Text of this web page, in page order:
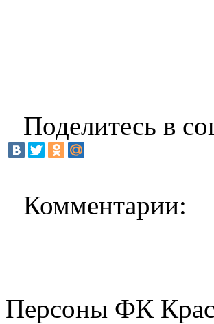
Поделитесь в
Комментарии:
Персоны ФК